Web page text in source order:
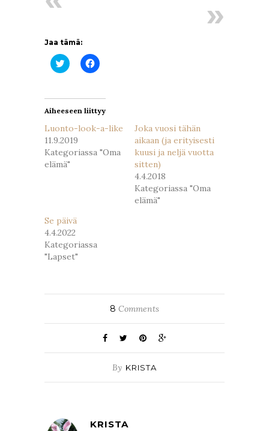
Jaa tämä:
Jaa
Twitterissä(Avautuu
Jaa
Facebookissa(Avautuu
Aiheeseen liittyy
Luonto-look-a-like
11.9.2019
Kategoriassa "Oma
elämä"
Joka vuosi tähän
aikaan (ja erityisesti
kuusi ja neljä vuotta
sitten)
4.4.2018
Kategoriassa "Oma
elämä"
Se päivä
4.4.2022
Kategoriassa
"Lapset"
8 Comments
By KRISTA
KRISTA